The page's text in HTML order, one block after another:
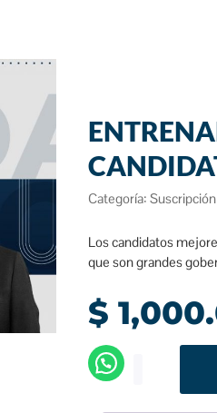
Categoría: Suscripción
Los candidatos
que son grandes
$